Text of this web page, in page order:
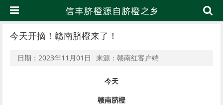
今天开摘！赣南脐橙来了！
日期：2023年11月01日 来源：赣南红客户端
今天
赣南脐橙